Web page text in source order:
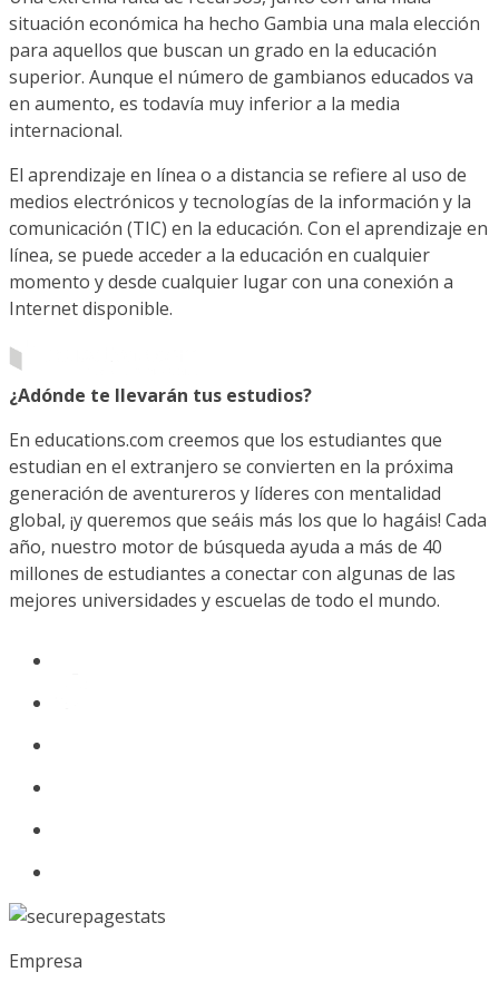
situación económica ha hecho Gambia una mala elección
para aquellos que buscan un grado en la educación
superior. Aunque el número de gambianos educados va
en aumento, es todavía muy inferior a la media
internacional.
El aprendizaje en línea o a distancia se refiere al uso de
medios electrónicos y tecnologías de la información y la
comunicación (TIC) en la educación. Con el aprendizaje en
línea, se puede acceder a la educación en cualquier
momento y desde cualquier lugar con una conexión a
Internet disponible.
¿Adónde te llevarán tus estudios?
En educations.com creemos que los estudiantes que
estudian en el extranjero se convierten en la próxima
generación de aventureros y líderes con mentalidad
global, ¡y queremos que seáis más los que lo hagáis! Cada
año, nuestro motor de búsqueda ayuda a más de 40
millones de estudiantes a conectar con algunas de las
mejores universidades y escuelas de todo el mundo.
Empresa